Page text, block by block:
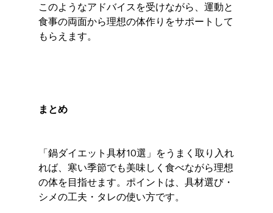
このようなアドバイスを受けながら、運動と
食事の両面から理想の体作りをサポートして
もらえます。
まとめ
「鍋ダイエット具材10選」をうまく取り入れ
れば、寒い季節でも美味しく食べながら理想
の体を目指せます。ポイントは、具材選び・
シメの工夫・タレの使い方です。